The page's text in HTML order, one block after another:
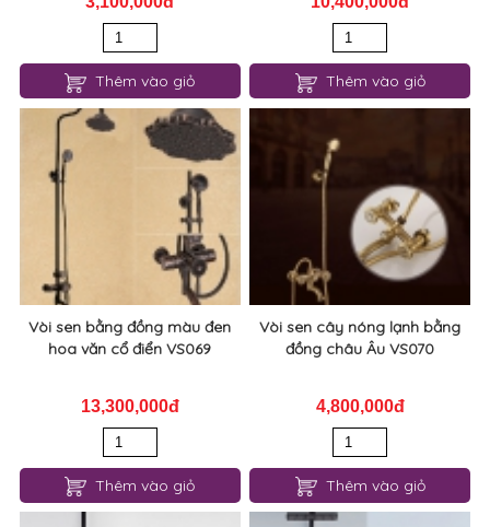
Thêm vào giỏ Thêm vào giỏ
Vòi sen bằng đồng màu đen
hoa văn cổ điển VS069
13,300,000đ
Thêm vào giỏ
Vòi sen cây nóng lạnh bằng
đồng châu Âu VS070
4,800,000đ
Thêm vào giỏ